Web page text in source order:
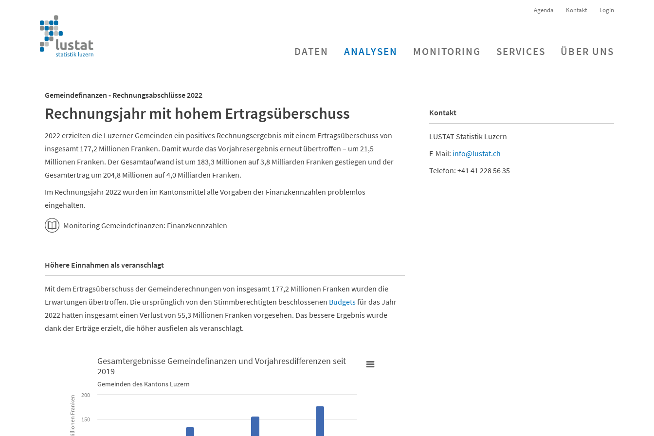
überspringen
Agenda Kontakt Login
Navigation
überspringen
DATEN ANALYSEN MONITORING SERVICES ÜBER UNS
Gemeindefinanzen - Rechnungsabschlüsse 2022
Rechnungsjahr mit hohem Ertragsüberschuss
2022 erzielten die Luzerner Gemeinden ein positives Rechnungsergebnis mit einem Ertragsüberschuss von
insgesamt 177,2 Millionen Franken. Damit wurde das Vorjahresergebnis erneut übertroffen – um 21,5
Millionen Franken. Der Gesamtaufwand ist um 183,3 Millionen auf 3,8 Milliarden Franken gestiegen und der
Gesamtertrag um 204,8 Millionen auf 4,0 Milliarden Franken.
Im Rechnungsjahr 2022 wurden im Kantonsmittel alle Vorgaben der Finanzkennzahlen problemlos
eingehalten.
Monitoring Gemeindefinanzen: Finanzkennzahlen
Höhere Einnahmen als veranschlagt
Mit dem Ertragsüberschuss der Gemeinderechnungen von insgesamt 177,2 Millionen Franken wurden die
Erwartungen übertroffen. Die ursprünglich von den Stimmberechtigten beschlossenen Budgetsfür das Jahr
2022 hatten insgesamt einen Verlust von 55,3 Millionen Franken vorgesehen. Das bessere Ergebnis wurde
dank der Erträge erzielt, die höher ausfielen als veranschlagt.
Gesamtergebnisse Gemeindefinanzen und Vorjahresdifferenzen seit 2019
Bar chart with 4 data series.
Gemeinden des Kantons Luzern
Millionen Franken
Gesamtergebnisse Gemeindefinanzen und Vorjahresdifferenzen seit
2019
Gemeinden des Kantons Luzern
150
200
Kontakt
LUSTAT Statistik Luzern
E-Mail: info@lustat.ch
Telefon: +41 41 228 56 35